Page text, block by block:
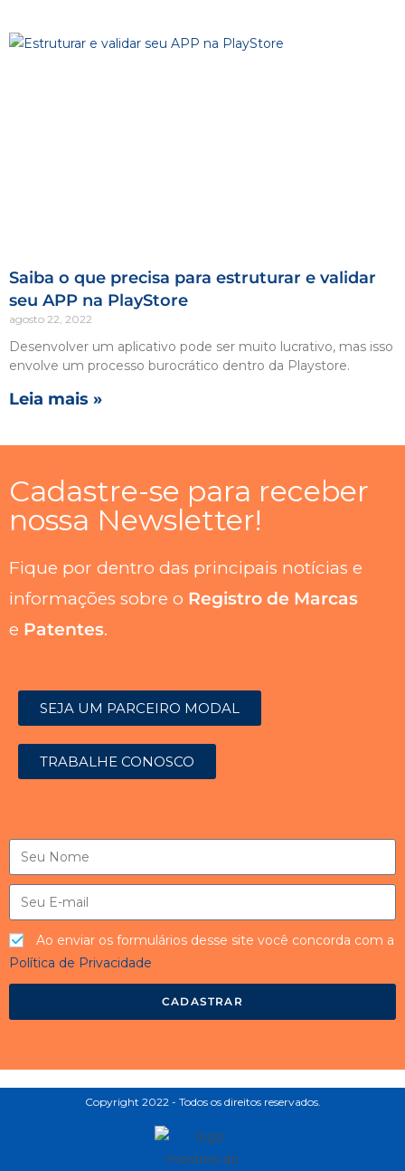
Saiba o que precisa para estruturar e validar
seu APP na PlayStore
agosto 22, 2022
Desenvolver um aplicativo pode ser muito lucrativo, mas isso
envolve um processo burocrático dentro da Playstore.
Leia mais »
Cadastre-se para receber
nossa Newsletter!
Fique por dentro das principais notícias e
informações sobre o Registro de Marcas
e Patentes.
SEJA UM PARCEIRO MODAL
TRABALHE CONOSCO
Ao enviar os formulários desse site você concorda com a
Política de Privacidade
CADASTRAR
Copyright 2022 - Todos os direitos reservados.